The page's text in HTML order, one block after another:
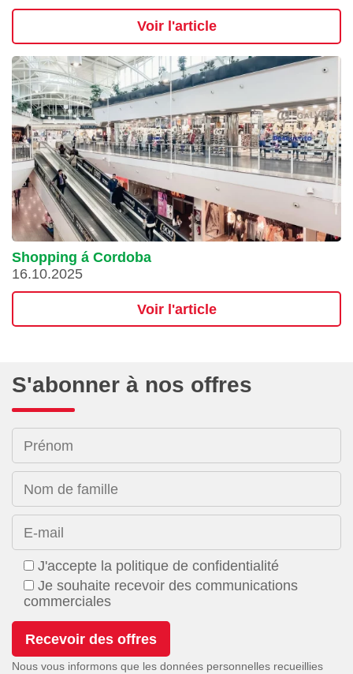
Voir l'article
Shopping á Cordoba
16.10.2025
Voir l'article
S'abonner à nos offres
Prénom
Nom de famille
E-mail
J'accepte la politique de confidentialité
Je souhaite recevoir des communications
commerciales
Nous vous informons que les données personnelles recueillies